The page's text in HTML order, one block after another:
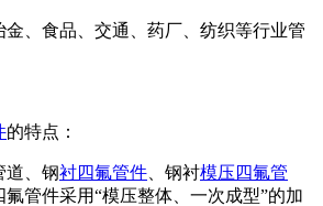
金、食品、交通、药厂、纺织等行业管
的特点：
道、钢衬四氟管件 、钢衬模压四氟管
氟管件采用“模压整体、一次成型”的加